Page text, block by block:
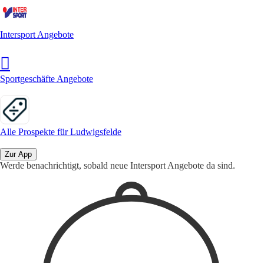
Intersport Angebote
Sportgeschäfte Angebote
Alle Prospekte für Ludwigsfelde
Zur App
Werde benachrichtigt, sobald neue Intersport Angebote da sind.